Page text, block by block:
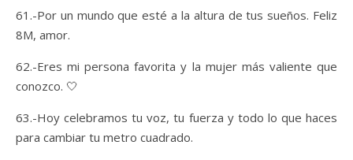
61.-Por un mundo que esté a la altura de tus sueños. Feliz
8M, amor.
62.-Eres mi persona favorita y la mujer más valiente que
conozco. 🤍
63.-Hoy celebramos tu voz, tu fuerza y todo lo que haces
para cambiar tu metro cuadrado.